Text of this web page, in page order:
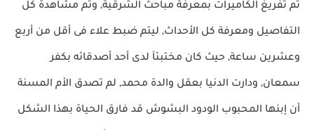
تم تفريغ الكاميرات بمعرفة مباحث الشرقية, وتم مشاهدة كل
التفاصيل ومعرفة كل الأحداث, ليتم ضبط علاء فى أقل من أربع
وعشرين ساعة, حيث كان مختبئآ لدى أحد أصدقائه بكفر
سمعان, ودارت الدنيا بعقل والدة محمد, لم تصدق الأم المسنة
أن إبنها المحبوب الودود البشوش قد فارق الحياة بهذا الشكل